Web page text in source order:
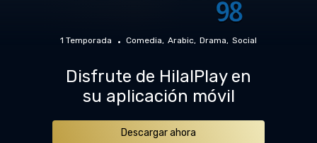
1 Temporada Comedia Arabic Drama Social
Disfrute de HilalPlay en
su aplicación móvil
Descargar ahora